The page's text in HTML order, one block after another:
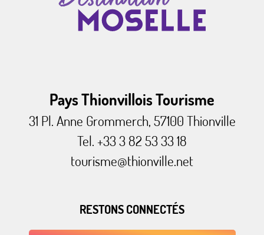
Pays Thionvillois Tourisme
31 Pl. Anne Grommerch, 57100 Thionville
Tel. +33 3 82 53 33 18
tourisme@thionville.net
RESTONS CONNECTÉS